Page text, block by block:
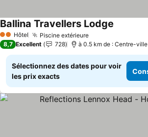
2 Étoiles
Hôtel Piscine extérieure
Ballina Travellers Lodge
8,7 Excellent 728 à 0.5 km de : Centre-ville
Sélectionnez des dates pour voir
les prix exacts